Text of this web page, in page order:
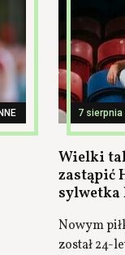
7 sierpnia
Wielki
zastąpić
sylwetka
Nowym
został 24-